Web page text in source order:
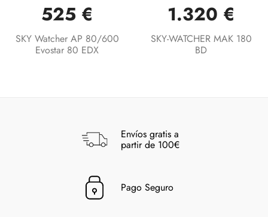
525 €
SKY Watcher AP 80/600
Evostar 80 EDX
1.320 €
SKY-WATCHER MAK 180
BD
Envíos gratis a
partir de 100€
Pago Seguro